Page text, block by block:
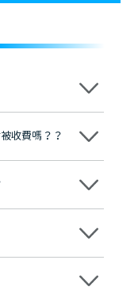
匯聚來自香港、內地的
植系統全球放心植牙中
粵港澳大灣區及周邊城
有八大分院，香港亦設
預約免費咨詢，讓人十
收費嗎？？
任何費用。
價錢，顧客同意並簽字
而匯率會及時告知客人